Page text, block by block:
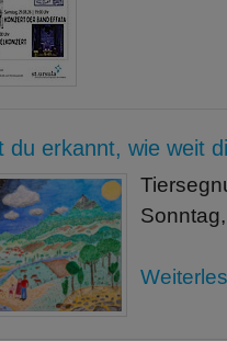
du erkannt, wie weit